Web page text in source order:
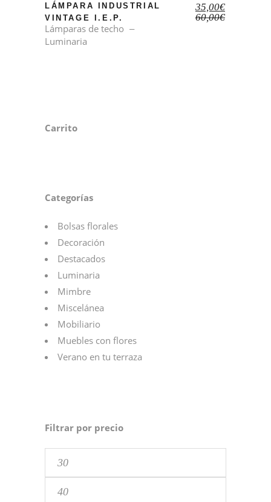
LÁMPARA INDUSTRIAL
VINTAGE I.E.P.
Lámparas de techo
Luminaria
60,00€
El
precio
35,00€El
precio
Carrito
Categorías
Bolsas florales
Decoración
Destacados
Luminaria
Mimbre
Miscelánea
Mobiliario
Muebles con flores
Verano en tu terraza
Filtrar por precio
Precio
mínimo
Precio
máximo